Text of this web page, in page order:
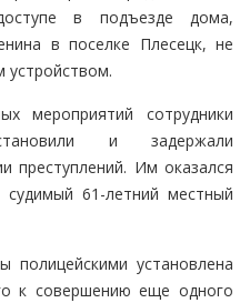
в подъезде дома,
в поселке Плесецк, не
устройством.
мероприятий сотрудники
и задержали
преступлений. Им оказался
61-летний местный
установлена
к совершению еще одного